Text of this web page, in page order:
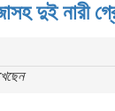
দুই নারী